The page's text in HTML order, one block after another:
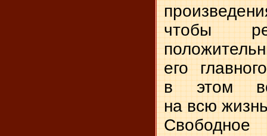
чтобы
его
в этом
на всю